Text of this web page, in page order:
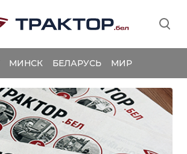
МИНСК БЕЛАРУСЬ МИР